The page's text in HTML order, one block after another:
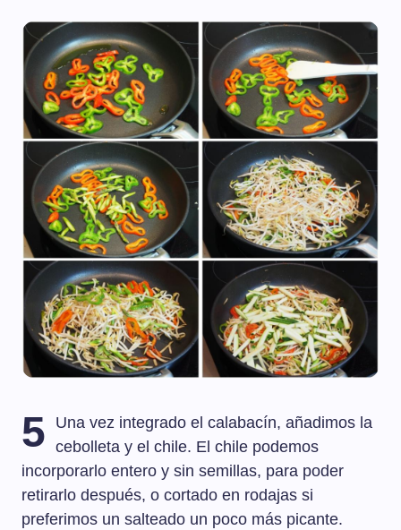
5
Una vez integrado el calabacín, añadimos la
cebolleta y el chile. El chile podemos
incorporarlo entero y sin semillas, para poder
retirarlo después, o cortado en rodajas si
preferimos un salteado un poco más picante.